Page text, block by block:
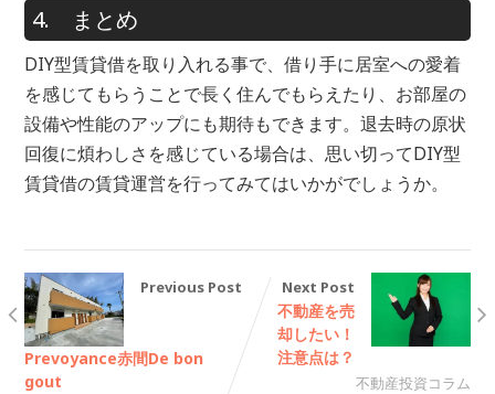
4. まとめ
DIY型賃貸借を取り入れる事で、借り手に居室への愛着
を感じてもらうことで長く住んでもらえたり、お部屋の
設備や性能のアップにも期待もできます。退去時の原状
回復に煩わしさを感じている場合は、思い切ってDIY型
賃貸借の賃貸運営を行ってみてはいかがでしょうか。
Previous Post
Prevoyance赤間De bon
gout
Next Post
不動産を売
却したい！
注意点は？
不動産投資コラム